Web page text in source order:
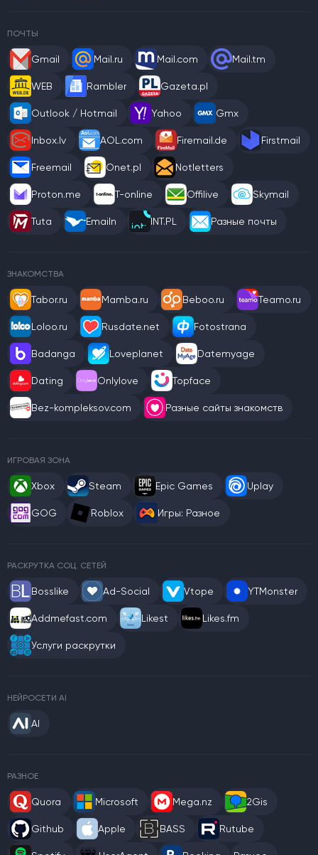
ПОЧТЫ
Gmail Mail.ru Mail.com Mail.tm
WEB Rambler Gazeta.pl
Outlook / Hotmail Yahoo Gmx
Inbox.lv AOL.com Firemail.de Firstmail
Freemail Onet.pl Notletters
Proton.me T-online Offilive Skymail
Tuta Emailn INT.PL Разные почты
ЗНАКОМСТВА
Tabor.ru Mamba.ru Beboo.ru Teamo.ru
Loloo.ru Rusdate.net Fotostrana
Badanga Loveplanet Datemyage
Dating Onlylove Topface
Bez-kompleksov.com Разные сайты знакомств
ИГРОВАЯ ЗОНА
Xbox Steam Epic Games Uplay
GOG Roblox Игры: Разное
РАСКРУТКА СОЦ. СЕТЕЙ
Bosslike Ad-Social Vtope YTMonster
Addmefast.com Likest Likes.fm
Услуги раскрутки
НЕЙРОСЕТИ AI
AI
РАЗНОЕ
Quora Microsoft Mega.nz 2Gis
Github Apple BASS Rutube